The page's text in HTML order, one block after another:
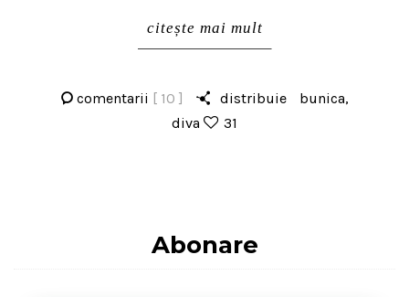
citește mai mult
comentarii [ 10 ] distribuie bunica,
diva
31
Abonare